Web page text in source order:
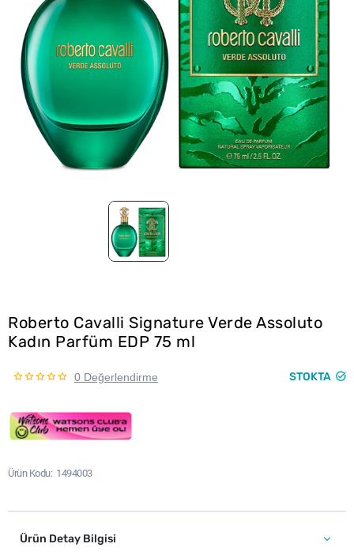
Roberto Cavalli Signature Verde Assoluto
Kadın Parfüm EDP 75 ml
0 Değerlendirme STOKTA
Ürün Kodu 1494003
Ürün Detay Bilgisi